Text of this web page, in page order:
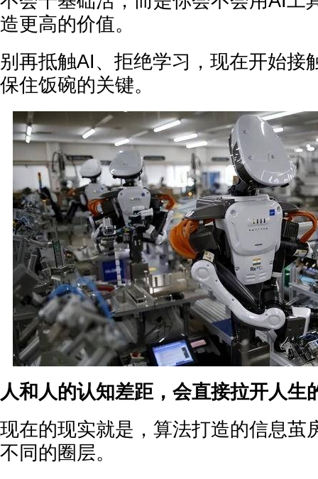
造更高的价值。
别再抵触AI、拒绝学习，现在开始接
保住饭碗的关键。
人和人的认知差距，会直接拉开人生
现在的现实就是，算法打造的信息茧
不同的圈层。